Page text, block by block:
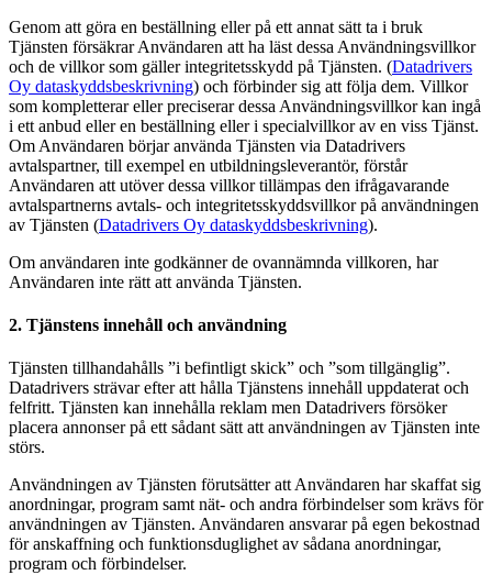
Genom att göra en beställning eller på ett annat sätt ta i bruk
Tjänsten försäkrar Användaren att ha läst dessa Användningsvillkor
och de villkor som gäller integritetsskydd på Tjänsten. (Datadrivers
Oy dataskyddsbeskrivning) och förbinder sig att följa dem. Villkor
som kompletterar eller preciserar dessa Användningsvillkor kan ingå
i ett anbud eller en beställning eller i specialvillkor av en viss Tjänst.
Om Användaren börjar använda Tjänsten via Datadrivers
avtalspartner, till exempel en utbildningsleverantör, förstår
Användaren att utöver dessa villkor tillämpas den ifrågavarande
avtalspartnerns avtals- och integritetsskyddsvillkor på användningen
av Tjänsten (Datadrivers Oy dataskyddsbeskrivning).
Om användaren inte godkänner de ovannämnda villkoren, har
Användaren inte rätt att använda Tjänsten.
2. Tjänstens innehåll och användning
Tjänsten tillhandahålls ”i befintligt skick” och ”som tillgänglig”.
Datadrivers strävar efter att hålla Tjänstens innehåll uppdaterat och
felfritt. Tjänsten kan innehålla reklam men Datadrivers försöker
placera annonser på ett sådant sätt att användningen av Tjänsten inte
störs.
Användningen av Tjänsten förutsätter att Användaren har skaffat sig
anordningar, program samt nät- och andra förbindelser som krävs för
användningen av Tjänsten. Användaren ansvarar på egen bekostnad
för anskaffning och funktionsduglighet av sådana anordningar,
program och förbindelser.